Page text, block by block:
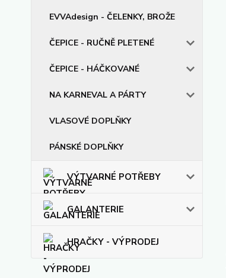
EVVAdesign - ČELENKY, BROŽE
ČEPICE - RUČNĚ PLETENÉ
ČEPICE - HÁČKOVANÉ
NA KARNEVAL A PÁRTY
VLASOVÉ DOPLŇKY
PÁNSKÉ DOPLŇKY
VÝTVARNÉ POTŘEBY
GALANTERIE
HRAČKY - VÝPRODEJ